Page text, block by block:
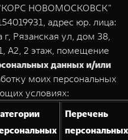
TANK 700
Сила признания
от 10 199 000 ₽
"КОРС НОВОМОСКОВСК"
адрес юр. лица:
г, Рязанская ул, дом 38,
А2, 2 этаж, помещение
данных и/или
моих персональных
условиях:
Перечень
персональных